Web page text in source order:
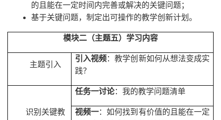
的且能在一定时间内完善或解决的关键问题；
基于关键问题，制定出可操作的教学创新计划。
模块二（主题五）学习内容
主题引入
引入视频：教学创新如何从想法变成实
践？
识别关键教
任务一讨论：我的教学问题清单
视频一：如何找到有价值的且能在一定